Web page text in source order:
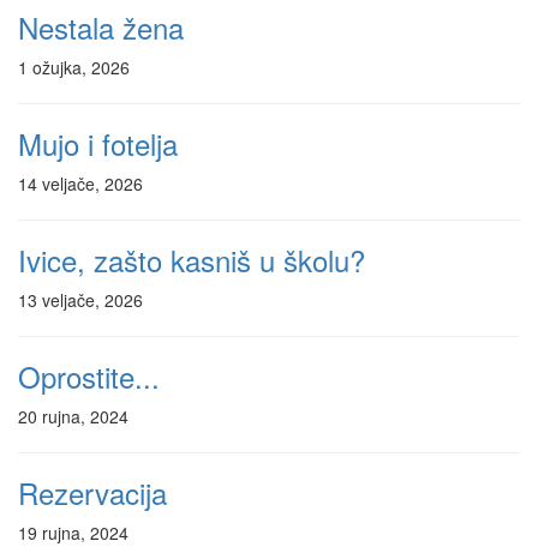
Nestala žena
1 ožujka, 2026
Mujo i fotelja
14 veljače, 2026
Ivice, zašto kasniš u školu?
13 veljače, 2026
Oprostite...
20 rujna, 2024
Rezervacija
19 rujna, 2024